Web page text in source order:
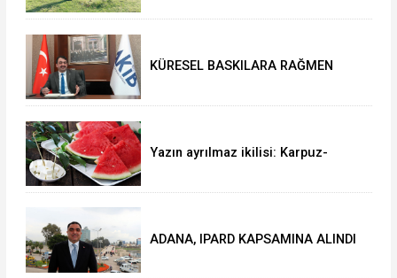
KÜRESEL BASKILARA RAĞMEN
Yazın ayrılmaz ikilisi: Karpuz-
ADANA, IPARD KAPSAMINA ALINDI